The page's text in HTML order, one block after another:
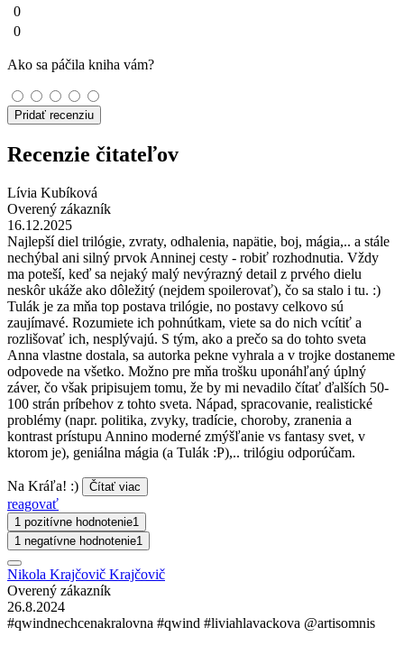
0
0
Ako sa páčila kniha vám?
Pridať recenziu
Recenzie čitateľov
Lívia Kubíková
Overený zákazník
16.12.2025
Najlepší diel trilógie, zvraty, odhalenia, napätie, boj, mágia,.. a stále
nechýbal ani silný prvok Anninej cesty - robiť rozhodnutia. Vždy
ma poteší, keď sa nejaký malý nevýrazný detail z prvého dielu
neskôr ukáže ako dôležitý (nejdem spoilerovať), čo sa stalo i tu. :)
Tulák je za mňa top postava trilógie, no postavy celkovo sú
zaujímavé. Rozumiete ich pohnútkam, viete sa do nich vcítiť a
rozlišovať ich, nesplývajú. S tým, ako a prečo sa do tohto sveta
Anna vlastne dostala, sa autorka pekne vyhrala a v trojke dostaneme
odpovede na všetko. Možno pre mňa trošku uponáhľaný úplný
záver, čo však pripisujem tomu, že by mi nevadilo čítať ďalších 50-
100 strán príbehov z tohto sveta. Nápad, spracovanie, realistické
problémy (napr. politika, zvyky, tradície, choroby, zranenia a
kontrast prístupu Annino moderné zmýšľanie vs fantasy svet, v
ktorom je), geniálna mágia (a Tulák :P),.. trilógiu odporúčam.
Na Kráľa! :) Čítať viac
reagovať
1 pozitívne hodnotenie1
1 negatívne hodnotenie1
Nikola Krajčovič Krajčovič
Overený zákazník
26.8.2024
#qwindnechcenakralovna #qwind #liviahlavackova @artisomnis